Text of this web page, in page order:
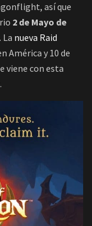
así que
2 de Mayo de
La nueva Raid
América y 10 de
viene con esta